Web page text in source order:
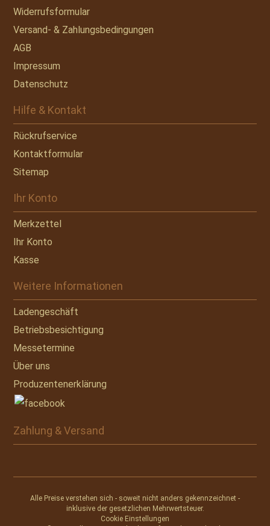
Widerrufsformular
Versand- & Zahlungsbedingungen
AGB
Impressum
Datenschutz
Hilfe & Kontakt
Rückrufservice
Kontaktformular
Sitemap
Ihr Konto
Merkzettel
Ihr Konto
Kasse
Weitere Informationen
Ladengeschäft
Betriebsbesichtigung
Messetermine
Über uns
Produzentenerklärung
Zahlung & Versand
Alle Preise verstehen sich - soweit nicht anders gekennzeichnet -
inklusive der gesetzlichen Mehrwertsteuer.
Cookie Einstellungen